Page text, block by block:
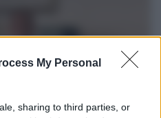
My Personal
sharing to third parties, or